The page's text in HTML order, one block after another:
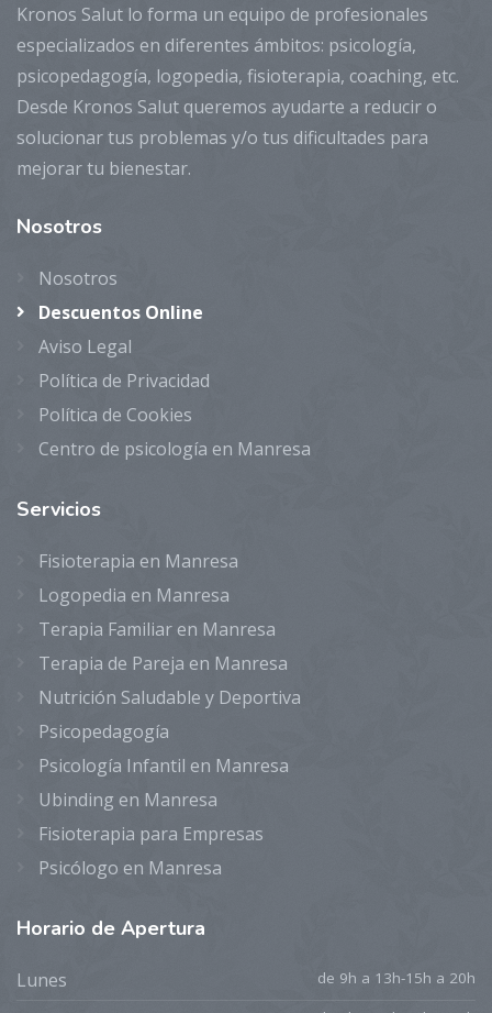
Kronos Salut lo forma un equipo de profesionales
especializados en diferentes ámbitos: psicología,
psicopedagogía, logopedia, fisioterapia, coaching, etc.
Desde Kronos Salut queremos ayudarte a reducir o
solucionar tus problemas y/o tus dificultades para
mejorar tu bienestar.
Nosotros
Nosotros
Descuentos Online
Aviso Legal
Política de Privacidad
Política de Cookies
Centro de psicología en Manresa
Servicios
Fisioterapia en Manresa
Logopedia en Manresa
Terapia Familiar en Manresa
Terapia de Pareja en Manresa
Nutrición Saludable y Deportiva
Psicopedagogía
Psicología Infantil en Manresa
Ubinding en Manresa
Fisioterapia para Empresas
Psicólogo en Manresa
Horario de Apertura
Lunes de 9h a 13h-15h a 20h